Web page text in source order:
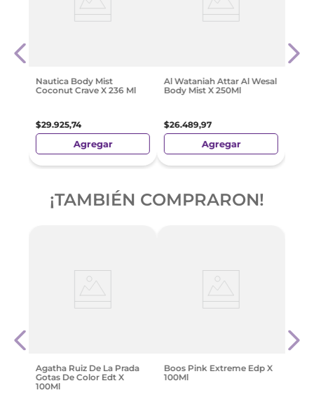
Nautica Body Mist
Coconut Crave X 236 Ml
$29.925,74
Agregar
Al Wataniah Attar Al Wesal
Body Mist X 250Ml
$26.489,97
Agregar
¡TAMBIÉN COMPRARON!
Agatha Ruiz De La Prada
Gotas De Color Edt X
100Ml
Boos Pink Extreme Edp X
100Ml